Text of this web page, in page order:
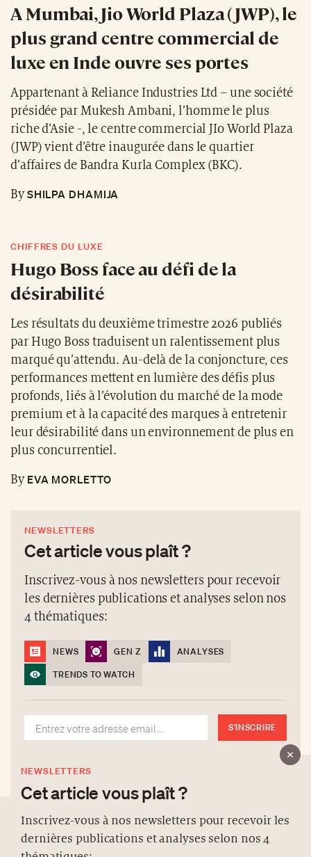
A Mumbai, Jio World Plaza (JWP), le
plus grand centre commercial de
luxe en Inde ouvre ses portes
Appartenant à Reliance Industries Ltd – une société
présidée par Mukesh Ambani, l’homme le plus
riche d’Asie -, le centre commercial JIo World Plaza
(JWP) vient d’être inaugurée dans le quartier
d’affaires de Bandra Kurla Complex (BKC).
BySHILPA DHAMIJA
CHIFFRES DU LUXE
Hugo Boss face au défi de la
désirabilité
Les résultats du deuxième trimestre 2026 publiés
par Hugo Boss traduisent un ralentissement plus
marqué qu’attendu. Au-delà de la conjoncture, ces
performances mettent en lumière des défis plus
profonds, liés à l’évolution du marché de la mode
premium et à la capacité des marques à entretenir
leur désirabilité dans un environnement de plus en
plus concurrentiel.
ByEVA MORLETTO
NEWSLETTERS
Cet article vous plaît ?
Inscrivez-vous à nos newsletters pour recevoir
les dernières publications et analyses selon nos
4 thématiques:
NEWS GEN Z
ANALYSES
TRENDS TO WATCH
S'INSCRIRE
NEWSLETTERS
Cet article vous plaît ?
Inscrivez-vous à nos newsletters pour recevoir les
dernières publications et analyses selon nos 4
À PROPOS